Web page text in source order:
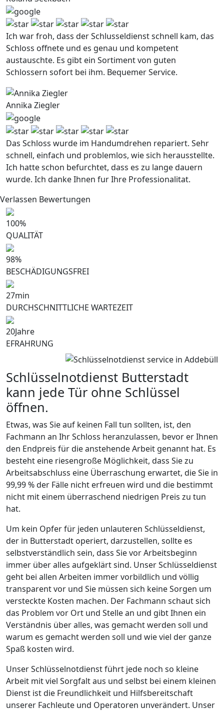
Ich war froh, dass der Schlusseldienst schnell kam, das
Schloss offnete und es genau und kompetent
austauschte. Es gibt ein Sortiment von guten
Schlossern sofort bei ihm. Bequemer Service.
Annika Ziegler
Das Schloss wurde im Handumdrehen repariert. Sehr
schnell, einfach und problemlos, wie sich herausstellte.
Ich hatte schon befurchtet, dass es zu lange dauern
wurde. Ich danke Ihnen fur Ihre Professionalitat.
Verlassen Bewertungen
100%
QUALITÄT
98%
BESCHÄDIGUNGSFREI
27min
DURCHSCHNITTLICHE WARTEZEIT
20Jahre
EFRAHRUNG
Schlüsselnotdienst Butterstadt
kann jede Tür ohne Schlüssel
öffnen.
Etwas, was Sie auf keinen Fall tun sollten, ist, den
Fachmann an Ihr Schloss heranzulassen, bevor er Ihnen
den Endpreis für die anstehende Arbeit genannt hat. Es
besteht eine riesengroße Möglichkeit, dass Sie zu
Arbeitsabschluss eine Überraschung erwartet, die Sie in
99,99 % der Fälle nicht erfreuen wird und die bestimmt
nicht mit einem überraschend niedrigen Preis zu tun
hat.
Um kein Opfer für jeden unlauteren Schlüsseldienst,
der in Butterstadt operiert, darzustellen, sollte es
selbstverständlich sein, dass Sie vor Arbeitsbeginn
immer über alles aufgeklärt sind. Unser Schlüsseldienst
geht bei allen Arbeiten immer vorbildlich und völlig
transparent vor und Sie müssen sich keine Sorgen um
versteckte Kosten machen. Der Fachmann schaut sich
das Problem vor Ort und Stelle an und gibt Ihnen ein
Verständnis über alles, was gemacht werden soll und
warum es gemacht werden soll und wie viel der ganze
Spaß kosten wird.
Unser Schlüsselnotdienst führt jede noch so kleine
Arbeit mit viel Sorgfalt aus und selbst bei einem kleinen
Dienst ist die Freundlichkeit und Hilfsbereitschaft
unserer Fachleute und Operatoren unverändert. Unser